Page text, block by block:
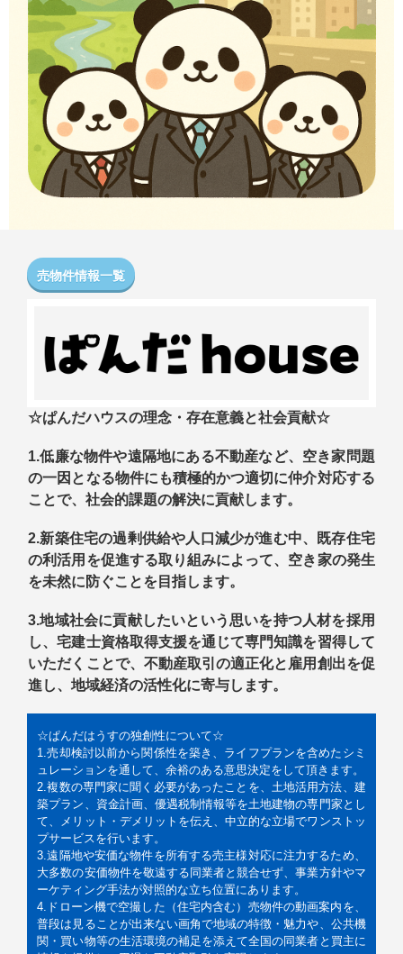
売物件情報一覧
☆ぱんだハウスの理念・存在意義と社会貢献☆
1.低廉な物件や遠隔地にある不動産など、空き家問題
の一因となる物件にも積極的かつ適切に仲介対応する
ことで、社会的課題の解決に貢献します。
2.新築住宅の過剰供給や人口減少が進む中、既存住宅
の利活用を促進する取り組みによって、空き家の発生
を未然に防ぐことを目指します。
3.地域社会に貢献したいという思いを持つ人材を採用
し、宅建士資格取得支援を通じて専門知識を習得して
いただくことで、不動産取引の適正化と雇用創出を促
進し、地域経済の活性化に寄与します。
☆ぱんだはうすの独創性について☆
1.売却検討以前から関係性を築き、ライフプランを含めたシミ
ュレーションを通して、余裕のある意思決定をして頂きます。
2.複数の専門家に聞く必要があったことを、土地活用方法、建
築プラン、資金計画、優遇税制情報等を土地建物の専門家とし
て、メリット・デメリットを伝え、中立的な立場でワンストッ
プサービスを行います。
3.遠隔地や安価な物件を所有する売主様対応に注力するため、
大多数の安価物件を敬遠する同業者と競合せず、事業方針やマ
ーケティング手法が対照的な立ち位置にあります。
4.ドローン機で空撮した（住宅内含む）売物件の動画案内を、
普段は見ることが出来ない画角で地域の特徴・魅力や、公共機
関・買い物等の生活環境の補足を添えて全国の同業者と買主に